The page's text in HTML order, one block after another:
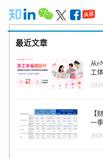
企业与产品，关注并实时分享
行业市值榜单和HR科技云图
坛，表彰认可业内先进。
会有一定的浮动，仅供参考。 全球人力资源上市公司创新品牌市值
Top20榜单每月的最后一个交
准，同时以当天汇率兑换美元市值排名。 关于
心基于以下几个方面： 对于中国HR行业发展具有极大参考和标杆作
用 实际业务发展中具有创新业务和创新举措 不同业态和不同国家的
多样性分布考虑 遴选名单重点参考HRTech LRP品牌监测指数 榜单
不包含市值核心构成非HR业务的公司 入围门槛的市值
亿美元，我们将会从榜单中移除，
订阅HRTech的每周通讯，了
如既往的加大对于行业观察
HRTech资讯第一时间与中国同仁分享！ 关于
专注人力资源科技商业服务平
最近文章
从
工
【
一
收
至